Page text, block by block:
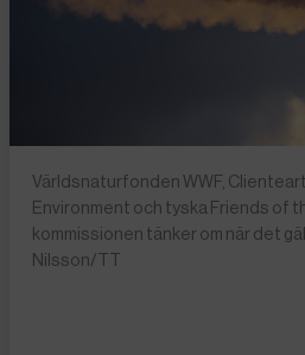
Världsnaturfonden WWF,
Environment och tyska Friends of
kommissionen tänker om när det
Nilsson/TT